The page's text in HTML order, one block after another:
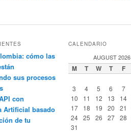
cómo las
sus procesos
con
Artificial basado
de tu
CALENDARIO
AUGUST 2026
M T W T F
3
4 5 6 7
10
11 12 13 14
17
18 19 20 21
24
25 26 27 28
31